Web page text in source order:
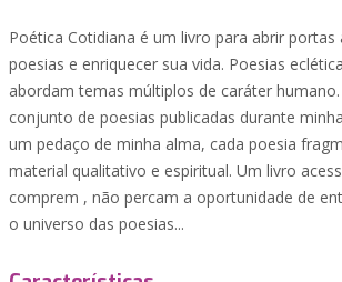
Poética Cotidiana é um livro para abrir portas
poesias e enriquecer sua vida. Poesias
abordam temas múltiplos de caráter
conjunto de poesias publicadas durante
um pedaço de minha alma, cada poesia
material qualitativo e espiritual. Um livro
comprem , não percam a oportunidade de
o universo das poesias...